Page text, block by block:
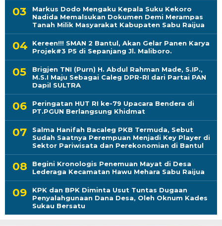
Markus Dodo Mengaku Kepala Suku Kekoro
Nadida Memalsukan Dokumen Demi Merampas
Tanah Milik Masyarakat Kabupaten Sabu Raijua
Kereen!!! SMAN 2 Bantul, Akan Gelar Panen Karya
Projek#3 P5 di Sepanjang Jl. Maliboro.
Brigjen TNI (Purn) H. Abdul Rahman Made, S.IP.,
M.S.I Maju Sebagai Caleg DPR-RI dari Partai PAN
Dapil SULTRA
Peringatan HUT RI ke-79 Upacara Bendera di
PT.PGUN Berlangsung Khidmat
Salma Hanifah Bacaleg PKB Termuda, Sebut
Sudah Saatnya Perempuan Menjadi Key Player di
Sektor Pariwisata dan Perekonomian di Bantul
Begini Kronologis Penemuan Mayat di Desa
Lederaga Kecamatan Hawu Mehara Sabu Raijua
KPK dan BPK Diminta Usut Tuntas Dugaan
Penyalahgunaan Dana Desa, Oleh Oknum Kades
Sukau Bersatu